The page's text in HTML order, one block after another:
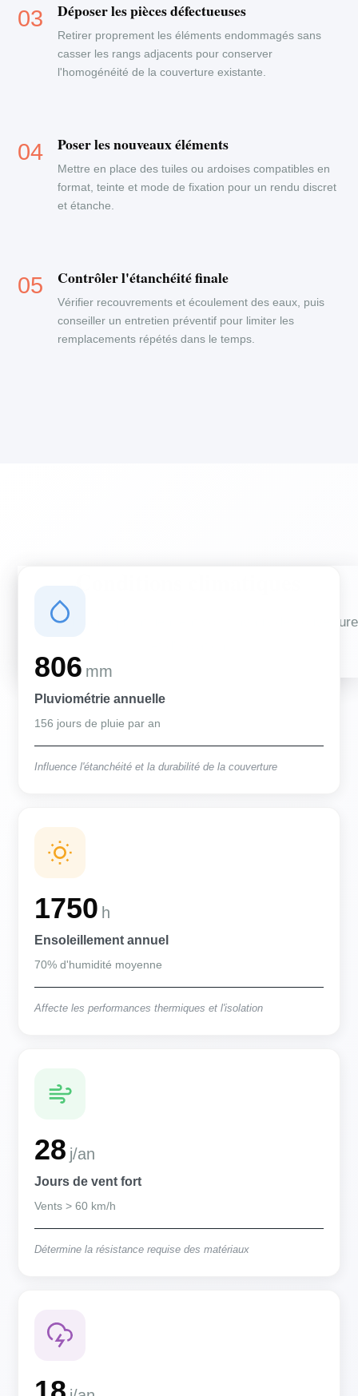
Déposer les pièces défectueuses
Retirer proprement les éléments endommagés sans
casser les rangs adjacents pour conserver
l'homogénéité de la couverture existante.
Poser les nouveaux éléments
Mettre en place des tuiles ou ardoises compatibles en
format, teinte et mode de fixation pour un rendu discret
et étanche.
Contrôler l'étanchéité finale
Vérifier recouvrements et écoulement des eaux, puis
conseiller un entretien préventif pour limiter les
remplacements répétés dans le temps.
Des conditions qui influencent vos travaux de couverture
806 mm
Pluviométrie annuelle
156 jours de pluie par an
Influence l'étanchéité et la durabilité de la couverture
1750 h
Ensoleillement annuel
70% d'humidité moyenne
Affecte les performances thermiques et l'isolation
28 j/an
Jours de vent fort
Vents > 60 km/h
Détermine la résistance requise des matériaux